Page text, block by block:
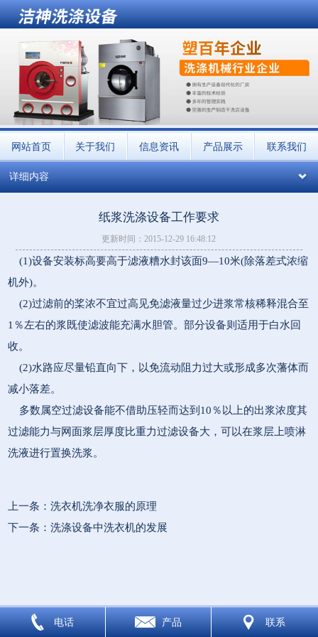
网站首页 关于我们 信息资讯 产品展示 联系我们
详细内容
纸浆洗涤设备工作要求
更新时间：2015-12-29 16:48:12
(1)设备安装标高要高于滤液糟水封该面9—10米(除落差式浓缩
机外)。
(2)过滤前的桨浓不宜过高见免滤液量过少进浆常核稀释混合至
1％左右的浆既使滤波能充满水胆管。部分设备则适用于白水回
收。
(2)水路应尽量铅直向下，以免流动阻力过大或形成多次藩体而
减小落差。
多数属空过滤设备能不借助压轻而达到10％以上的出浆浓度其
过滤能力与网面浆层厚度比重力过滤设备大，可以在浆层上喷淋
洗液进行置换洗浆。
上一条：洗衣机洗净衣服的原理
下一条：洗涤设备中洗衣机的发展
电话 产品 联系